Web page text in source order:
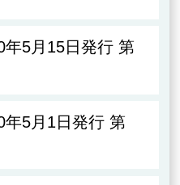
年5月15日発行 第
年5月1日発行 第